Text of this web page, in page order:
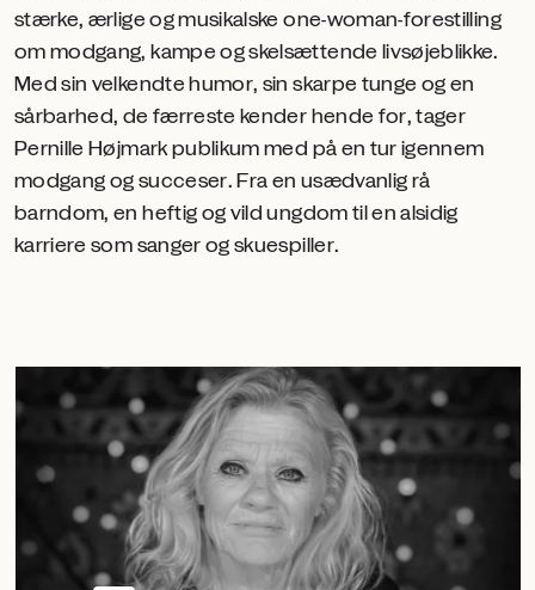
stærke, ærlige og musikalske one-woman-forestilling
om modgang, kampe og skelsættende livsøjeblikke.
Med sin velkendte humor, sin skarpe tunge og en
sårbarhed, de færreste kender hende for, tager
Pernille Højmark publikum med på en tur igennem
modgang og succeser. Fra en usædvanlig rå
barndom, en heftig og vild ungdom til en alsidig
karriere som sanger og skuespiller.